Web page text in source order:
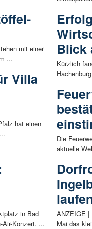
mit einer
...
Villa
hat einen
in Bad
Air-Konzert. ...
Blick
Kürzlich
Die
aktuelle
ANZEIGE |
Mai das